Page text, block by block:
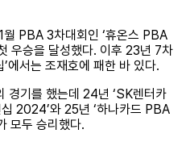
PBA 3차대회인 ‘휴온스 PBA
우승을 달성했다. 이후 23년 7차
에서는 조재호에 패한 바 있다.
경기를 했는데 24년 ‘SK렌터카
2024’와 25년 ‘하나카드 PBA
모두 승리했다.